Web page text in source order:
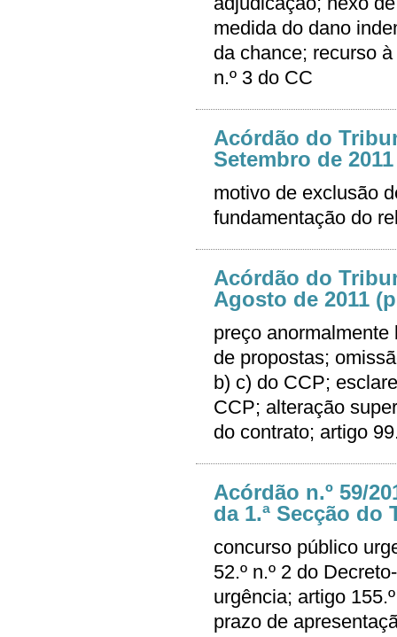
medida do dano
da chance; recurso
n.º 3 do CC
Acórdão do
Setembro de
motivo de exclusão
fundamentação do
Acórdão do
Agosto de 2011
preço anormalmente
de propostas;
b) c) do CCP;
CCP; alteração
do contrato; artigo
Acórdão n.º 59/
da 1.ª Secção do
concurso público
52.º n.º 2 do
urgência; artigo
prazo de